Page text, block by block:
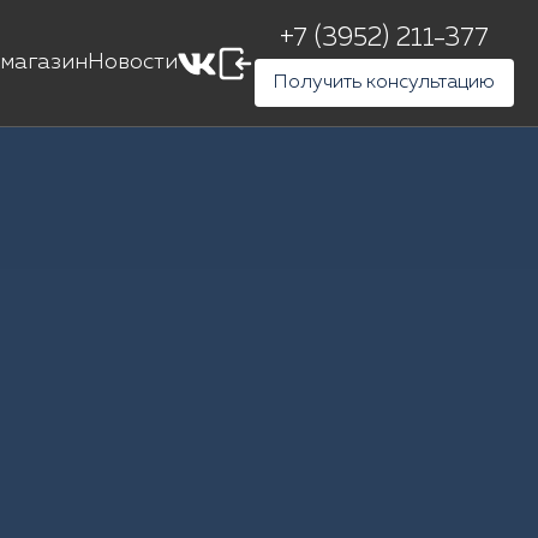
Новости
+7 (3952) 211-377
Получить консультацию